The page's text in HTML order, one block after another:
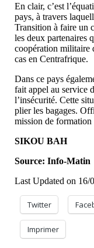
En clair, c’est
pays, à travers
Transition à faire un
les deux partenaires
coopération militaire
cas en Centrafrique.
Dans ce pays
fait appel au service
l’insécurité. Cette
plier les bagages.
mission de formation
SIKOU BAH
Source: Info-Matin
Last Updated on
Twitter
Imprimer